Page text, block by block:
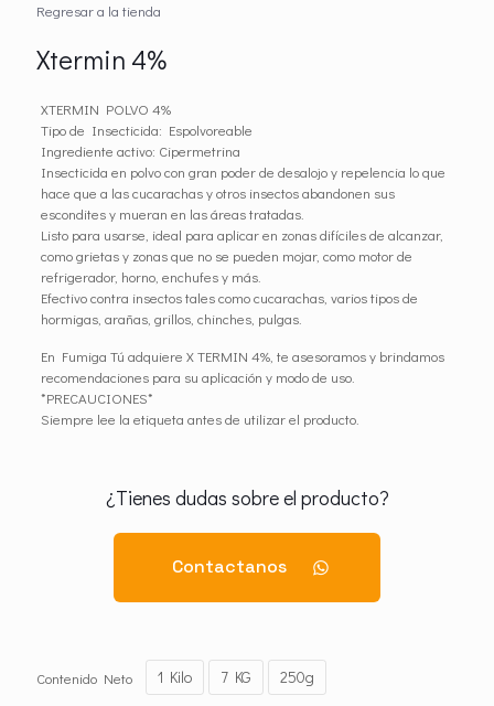
Regresar a la tienda
Xtermin 4%
XTERMIN POLVO 4%
Tipo de Insecticida: Espolvoreable
Ingrediente activo: Cipermetrina
Insecticida en polvo con gran poder de desalojo y repelencia lo que
hace que a las cucarachas y otros insectos abandonen sus
escondites y mueran en las áreas tratadas.
Listo para usarse, ideal para aplicar en zonas difíciles de alcanzar,
como grietas y zonas que no se pueden mojar, como motor de
refrigerador, horno, enchufes y más.
Efectivo contra insectos tales como cucarachas, varios tipos de
hormigas, arañas, grillos, chinches, pulgas.
En Fumiga Tú adquiere X TERMIN 4%, te asesoramos y brindamos
recomendaciones para su aplicación y modo de uso.
*PRECAUCIONES*
Siempre lee la etiqueta antes de utilizar el producto.
¿Tienes dudas sobre el producto?
Contactanos
Contenido Neto 1 Kilo 7 KG 250g